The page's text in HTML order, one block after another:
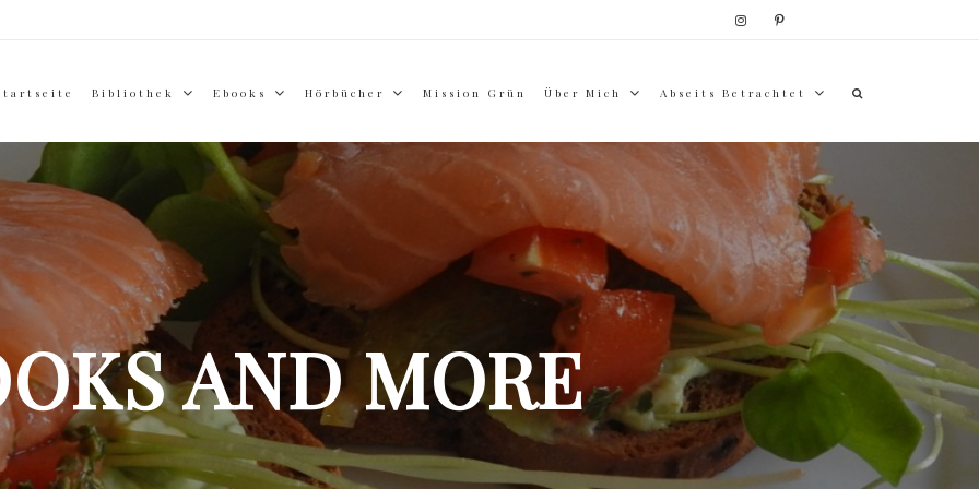
Bibliothek Ebooks Hörbücher Mission Grün Über Mich Abseits Betrachtet
AND MORE